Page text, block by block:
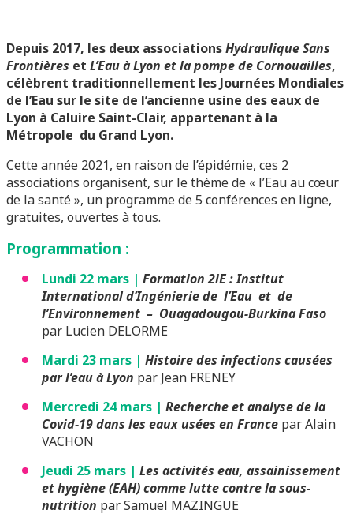
Depuis 2017, les deux associationsHydraulique Sans
Frontières et L’Eau à Lyon et la pompe de Cornouailles,
célèbrent traditionnellement les Journées Mondiales
de l’Eau sur le site de l’ancienne usine des eaux de
Lyon à Caluire Saint-Clair, appartenant à la
Métropole du Grand Lyon.
Cette année 2021, en raison de l’épidémie, ces 2
associations organisent, sur le thème de « l’Eau au cœur
de la santé », un programme de 5 conférences en ligne,
gratuites, ouvertes à tous.
Programmation :
Lundi 22 mars | Formation 2iE : Institut
International d’Ingénierie de l’Eau et de
l’Environnement – Ouagadougou-Burkina Faso
par Lucien DELORME
Mardi 23 mars | Histoire des infections causées
par l’eau à Lyon par Jean FRENEY
Mercredi 24 mars | Recherche et analyse de la
Covid-19 dans les eaux usées en France par Alain
VACHON
Jeudi 25 mars | Les activités eau, assainissement
et hygiène (EAH) comme lutte contre la sous-
nutrition par Samuel MAZINGUE